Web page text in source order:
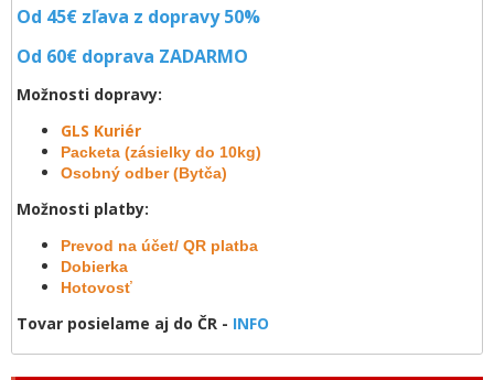
Od 45€ zľava z dopravy 50%
Od 60€ doprava ZADARMO
Možnosti dopravy:
GLS Kuriér
Packeta (zásielky do 10kg)
Osobný odber (Bytča)
Možnosti platby:
Prevod na účet/ QR platba
Dobierka
Hotovosť
Tovar posielame aj do ČR - INFO